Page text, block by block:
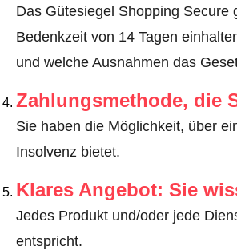
Das Gütesiegel Shopping
Bedenkzeit von 14 Tagen
und welche Ausnahmen das
Zahlungsmethode, die
Sie haben die Möglichkeit, über
Insolvenz bietet.
Klares Angebot: Sie
Jedes Produkt und/oder jede
entspricht.